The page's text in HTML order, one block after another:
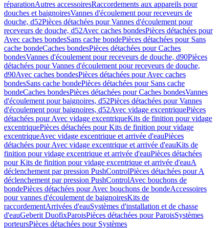
réparationAutres accessoiresRaccordements aux appareils pour
douches et baignoiresVannes d'écoulement pour receveurs de
douche, d52Pièces détachées pour Vannes d'écoulement pour
receveurs de douche, d52Avec caches bondesPièces détachées pour
Avec caches bondesSans cache bondePièces détachées pour Sans
cache bondeCaches bondesPièces détachées pour Caches
bondesVannes d'écoulement pour receveurs de douche, d90Pièces
détachées pour Vannes d'écoulement pour receveurs de douche,
d90Avec caches bondesPièces détachées pour Avec caches
bondesSans cache bondePièces détachées pour Sans cache
bondeCaches bondesPièces détachées pour Caches bondesVannes
d'écoulement pour baignoires, d52Pièces détachées pour Vannes
d'écoulement pour baignoires, d52Avec vidage excentriquePièces
détachées pour Avec vidage excentriqueKits de finition pour vidage
excentriquePièces détachées pour Kits de finition pour vidage
excentriqueAvec vidage excentrique et arrivée d'eauPièces
détachées pour Avec vidage excentrique et arrivée d'eauKits de
finition pour vidage excentrique et arrivée d'eauPièces détachées
pour Kits de finition pour vidage excentrique et arrivée d'eauA
déclenchement par pression PushControlPièces détachées pour A
déclenchement par pression PushControlAvec bouchons de
bondePièces détachées pour Avec bouchons de bondeAccessoires
pour vannes d'écoulement de baignoiresKits de
raccordementArrivées d'eauSystèmes d'installation et de chasse
d'eauGeberit DuofixParoisPièces détachées pour ParoisSystèmes
porteursPièces détachées pour Systèmes